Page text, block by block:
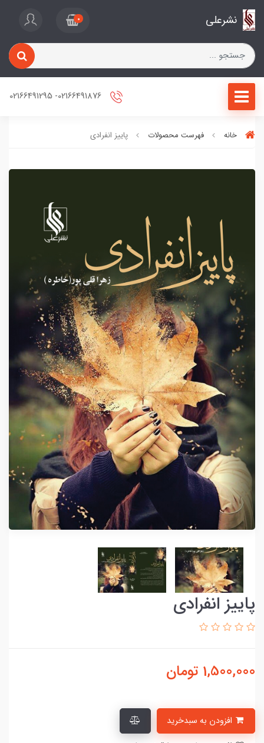
نشرعلی 0
خانه فهرست محصولات پاییز انفرادی
پاییز انفرادی
1,500,000 تومان